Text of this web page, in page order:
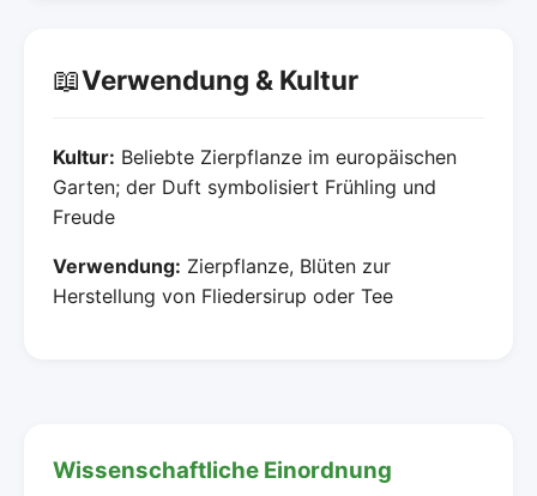
📖Verwendung & Kultur
Kultur: Beliebte Zierpflanze im europäischen
Garten; der Duft symbolisiert Frühling und
Freude
Verwendung: Zierpflanze, Blüten zur
Herstellung von Fliedersirup oder Tee
Wissenschaftliche Einordnung